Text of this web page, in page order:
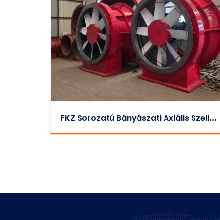
F
KZ Sorozatú Bányászati Axiális Szellőztető Ventilátor